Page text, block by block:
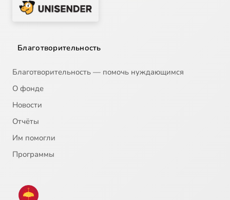
Благотворительность
Благотворительность — помочь нуждающимся
О фонде
Новости
Отчёты
Им помогли
Программы